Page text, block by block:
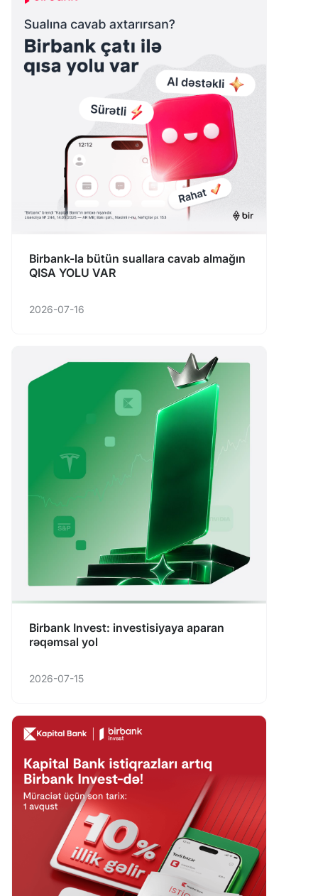
Birbank-la bütün suallara cavab almağın
QISA YOLU VAR
2026-07-16
Birbank Invest: investisiyaya aparan
rəqəmsal yol
2026-07-15